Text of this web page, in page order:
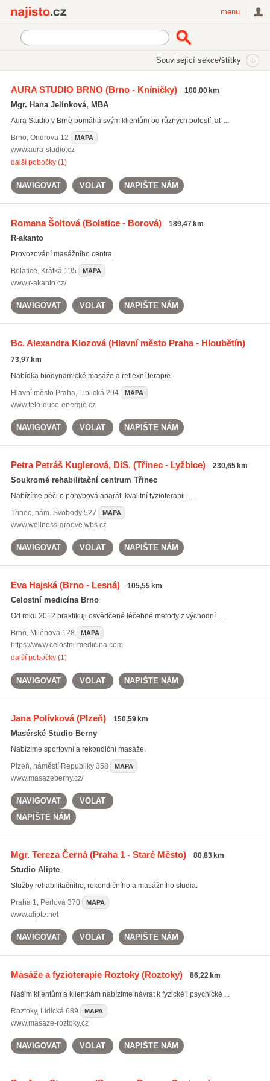
menu
Související sekce/štítky
reflexní terapie(174)
sportovní masáže(517)
AURA STUDIO BRNO (Brno - Kníničky) 100,00 km
Mgr. Hana Jelínková, MBA
Aura Studio v Brně pomáhá svým klientům od různých bolestí, ať ...
Brno, Ondrova 12 MAPA
www.aura-studio.cz
další pobočky (1)
NAVIGOVAT VOLAT NAPIŠTE NÁM
Romana Šoltová(Bolatice - Borová) 189,47 km
R-akanto
Provozování masážního centra.
Bolatice, Krátká 195 MAPA
www.r-akanto.cz/
NAVIGOVAT VOLAT NAPIŠTE NÁM
Bc. Alexandra Klozová(Hlavní město Praha - Hloubětín)
73,97 km
Nabídka biodynamické masáže a reflexní terapie.
Hlavní město Praha, Liblická 294 MAPA
www.telo-duse-energie.cz
NAVIGOVAT VOLAT NAPIŠTE NÁM
Petra Petráš Kuglerová, DiS.(Třinec - Lyžbice) 230,65 km
Soukromé rehabilitační centrum Třinec
Nabízíme péči o pohybová aparát, kvalitní fyzioterapii, ...
Třinec, nám. Svobody 527 MAPA
www.wellness-groove.wbs.cz
NAVIGOVAT VOLAT NAPIŠTE NÁM
Eva Hajská(Brno - Lesná) 105,55 km
Celostní medicína Brno
Od roku 2012 praktikuji osvědčené léčebné metody z východní ...
Brno, Milénova 128 MAPA
https://www.celostni-medicina.com
další pobočky (1)
NAVIGOVAT VOLAT NAPIŠTE NÁM
Jana Polívková(Plzeň) 150,59 km
Masérské Studio Berny
Nabízíme sportovní a rekondiční masáže.
Plzeň, náměstí Republiky 358 MAPA
www.masazeberny.cz/
NAVIGOVAT
VOLAT
NAPIŠTE NÁM
Mgr. Tereza Černá(Praha 1 - Staré Město) 80,83 km
Studio Alipte
Služby rehabilitačního, rekondičního a masážního studia.
Praha 1, Perlová 370 MAPA
www.alipte.net
NAVIGOVAT VOLAT NAPIŠTE NÁM
Masáže a fyzioterapie Roztoky(Roztoky) 86,22 km
Našim klientům a klientkám nabízíme návrat k fyzické i psychické ...
Roztoky, Lidická 689 MAPA
www.masaze-roztoky.cz
NAVIGOVAT VOLAT NAPIŠTE NÁM